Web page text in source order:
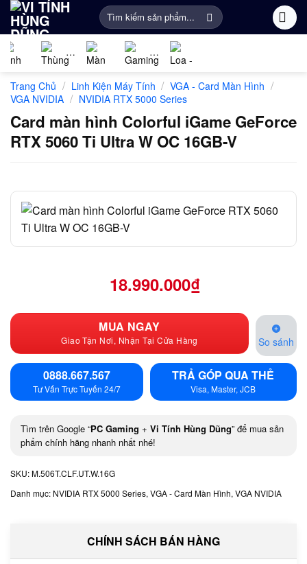
Bỏ
qua
nội
dung
Tìm
kiếm:
kiện
máy
tính
Gaming
Hình
Máy
Tính
Gear
thanh
Kiện
Trang Chủ / Linh Kiện Máy Tính / VGA - Card Màn Hình /
VGA NVIDIA / NVIDIA RTX 5000 Series
Card màn hình Colorful iGame GeForce
RTX 5060 Ti Ultra W OC 16GB-V
18.990.000₫
MUA NGAY
Giao Tận Nơi, Nhận Tại Cửa Hàng So sánh
0888.667.567
Tư Vấn Trực Tuyến 24/7
TRẢ GÓP QUA THẺ
Visa, Master, JCB
Tìm trên Google “PC Gaming + Vi Tính Hùng Dũng” để mua sản
phẩm chính hãng nhanh nhất nhé!
SKU:M.506T.CLF.UT.W.16G
Danh mục: NVIDIA RTX 5000 Series, VGA - Card Màn Hình, VGA NVIDIA
CHÍNH SÁCH BÁN HÀNG